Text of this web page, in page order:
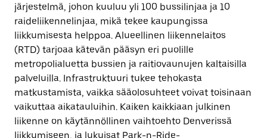
järjestelmä, johon kuuluu yli 100 bussilinjaa ja 10
raideliikennelinjaa, mikä tekee kaupungissa
liikkumisesta helppoa. Alueellinen liikennelaitos
(RTD) tarjoaa kätevän pääsyn eri puolille
metropolialuetta bussien ja raitiovaunujen kaltaisilla
palveluilla. Infrastruktuuri tukee tehokasta
matkustamista, vaikka sääolosuhteet voivat toisinaan
vaikuttaa aikatauluihin. Kaiken kaikkiaan julkinen
liikenne on käytännöllinen vaihtoehto Denverissä
liikkumiseen, ja lukuisat Park-n-Ride-